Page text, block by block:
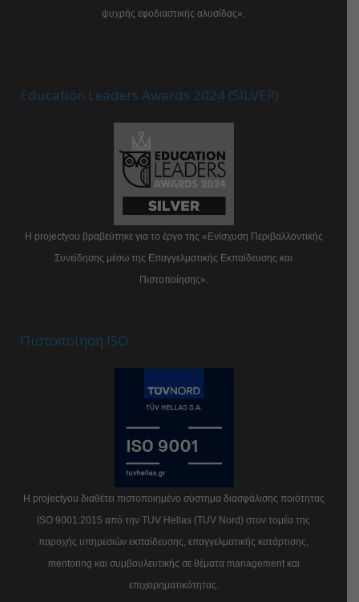
ψυχρής εφοδιαστικής αλυσίδας».
Education Leaders Awards 2024 (SILVER)
Η projectyou βραβεύτηκε για το έργο της «Ενίσχυση Περιβαλλοντικής
Συνείδησης μέσω της Επαγγελματικής Εκπαίδευσης και
Πιστοποίησης».
Πιστοποίηση ISO
Η projectyou διαθέτει πιστοποιημένο σύστημα διασφάλισης ποιότητας
ISO 9001:2015 από την TUV Hellas (TUV Nord) στον τομέα της
παροχής υπηρεσιών εκπαίδευσης, επαγγελματικής κατάρτισης,
mentoring και συμβουλευτικής σε θέματα management και
επιχειρηματικότητας.